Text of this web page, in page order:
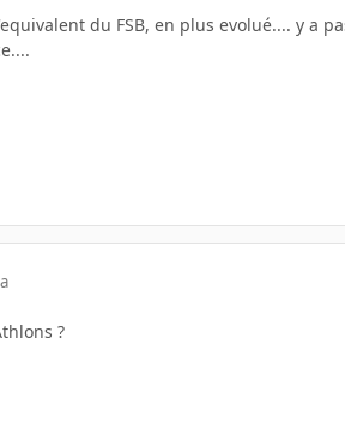
du FSB, en plus evolué.... y a
?